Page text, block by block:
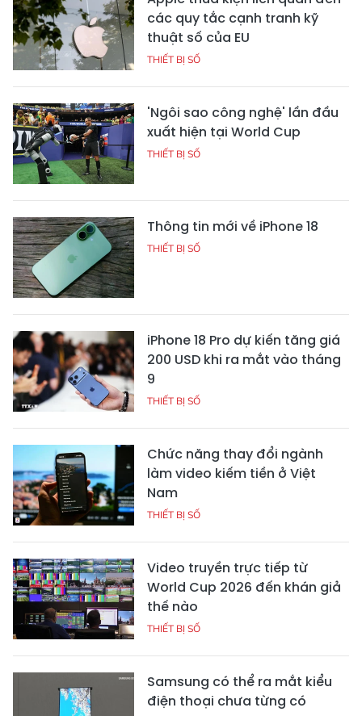
các quy tắc cạnh tranh kỹ
thuật số của EU
THIẾT BỊ SỐ
'Ngôi sao công nghệ' lần đầu
xuất hiện tại World Cup
THIẾT BỊ SỐ
Thông tin mới về iPhone 18
THIẾT BỊ SỐ
iPhone 18 Pro dự kiến tăng giá
200 USD khi ra mắt vào tháng
9
THIẾT BỊ SỐ
Chức năng thay đổi ngành
làm video kiếm tiền ở Việt
Nam
THIẾT BỊ SỐ
Video truyền trực tiếp từ
World Cup 2026 đến khán giả
thế nào
THIẾT BỊ SỐ
Samsung có thể ra mắt kiểu
điện thoại chưa từng có